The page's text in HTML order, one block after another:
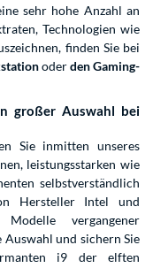
sehr hohe Anzahl an
Technologien wie
finden Sie bei
oderden Gaming-
großer Auswahl bei
Sie inmitten unseres
leistungsstarken wie
selbstverständlich
Hersteller Intel und
vergangener
Auswahl und sichern Sie
i9 der elften